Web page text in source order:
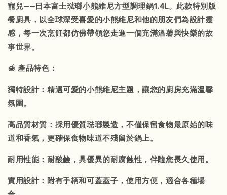
寵兒——日本富士琺瑯小熊維尼方型調理鍋1.4L。此款特別版
餐廚具，以全球深受喜愛的小熊維尼和他的朋友們為設計靈
感，每一次烹飪都仿佛帶領您走進一個充滿溫馨與快樂的故
事世界。
🍯 產品特色：
獨特設計：精選可愛的小熊維尼主題，讓您的廚房充滿溫馨
氛圍。
高品質材質：採用優質琺瑯製造，不僅保留食物最原始的味
道和香氣，更確保食物味道不殘留於鍋上。
耐用性能：耐酸鹼，具優異的耐腐蝕性，伴隨您長久使用。
實用設計：附有手柄和可蓋蓋子，使用方便，適合各種場